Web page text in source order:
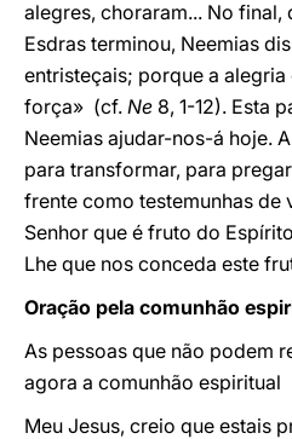
alegres, choraram... No
Esdras terminou, Neemias
entristeçais; porque a alegria
força» (cf. Ne 8, 1-12). Esta
Neemias ajudar-nos-á hoje.
para transformar, para
frente como testemunhas de
Senhor que é fruto do
Lhe que nos conceda este
Oração pela comunhão
As pessoas que não podem
agora a comunhão espiritual
Meu Jesus, creio que estais